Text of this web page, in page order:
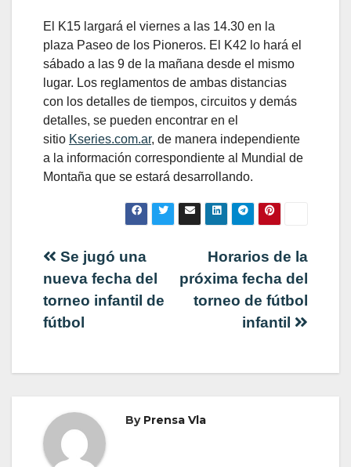
El K15 largará el viernes a las 14.30 en la
plaza Paseo de los Pioneros. El K42 lo hará el
sábado a las 9 de la mañana desde el mismo
lugar. Los reglamentos de ambas distancias
con los detalles de tiempos, circuitos y demás
detalles, se pueden encontrar en el
sitio Kseries.com.ar, de manera independiente
a la información correspondiente al Mundial de
Montaña que se estará desarrollando.
Navegación
de
Horarios de la
próxima fecha del
torneo de fútbol
infantil
Se jugó una
nueva fecha del
torneo infantil de
fútbol
By Prensa Vla